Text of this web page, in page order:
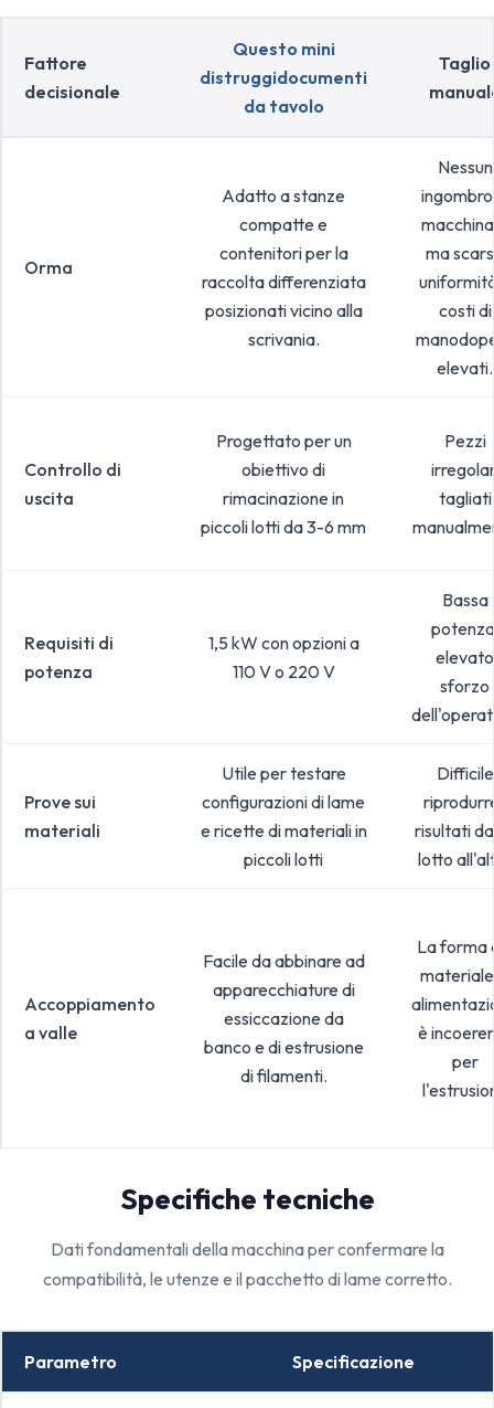
Fattore
decisionale
Questo mini
distruggidocumenti
da tavolo
Taglio
Orma
Adatto a stanze
compatte e
contenitori per la
raccolta differenziata
posizionati vicino alla
scrivania.
Nessun
ma
costi di
elevati.
Controllo di
uscita
Progettato per un
obiettivo di
rimacinazione in
piccoli lotti da 3-6 mm
Pezzi
tagliati
Requisiti di
potenza
1,5 kW con opzioni a
110 V o 220 V
Bassa
elevato
sforzo
Prove sui
materiali
Utile per testare
configurazioni di lame
e ricette di materiali in
piccoli lotti
Difficile
risultati
lotto
Accoppiamento
a valle
Facile da abbinare ad
apparecchiature di
essiccazione da
banco e di estrusione
di filamenti.
La forma
è
per
Specifiche tecniche
Dati fondamentali della macchina per confermare la
compatibilità, le utenze e il pacchetto di lame corretto.
Parametro Specificazione